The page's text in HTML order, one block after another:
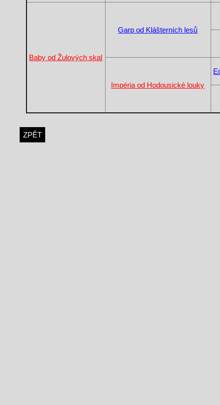
Baby od Žulových skal
Garp od Klášterních lesů
Impéria od Hodousické louky
ZPĚT